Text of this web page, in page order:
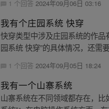
1 个回答 2024年09月06日 03:16
我有个庄园系统 快穿
快穿类型中涉及庄园系统的作
园系统 快穿”的具体情况，还需
1 个回答 2024年09月05日 18:24
我有一个山寨系统
山寨系统在不同领域都存在，